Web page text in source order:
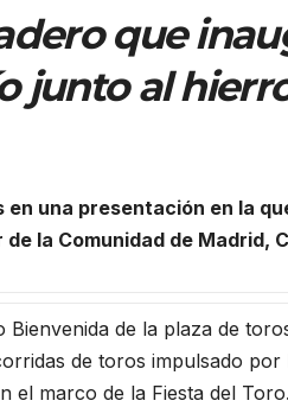
que
junto al
una presentación en la
la Comunidad de Madrid,
de la plaza de
de toros impulsado
el marco de la Fiesta del Toro.